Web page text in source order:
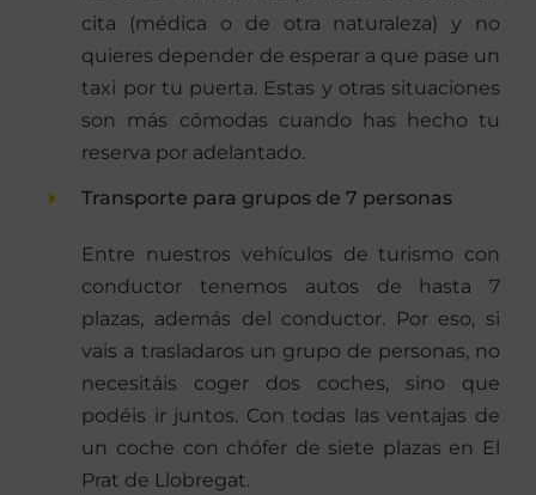
cita (médica o de otra naturaleza) y no
quieres depender de esperar a que pase un
taxi por tu puerta. Estas y otras situaciones
son más cómodas cuando has hecho tu
reserva por adelantado.
Transporte para grupos de 7 personas
Entre nuestros vehículos de turismo con
conductor tenemos autos de hasta 7
plazas, además del conductor. Por eso, si
vais a trasladaros un grupo de personas, no
necesitáis coger dos coches, sino que
podéis ir juntos. Con todas las ventajas de
un coche con chófer de siete plazas en El
Prat de Llobregat.